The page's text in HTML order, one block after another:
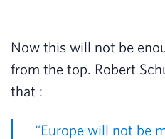
Now this will not be
from the top. Robert
that :
“Europe will not be